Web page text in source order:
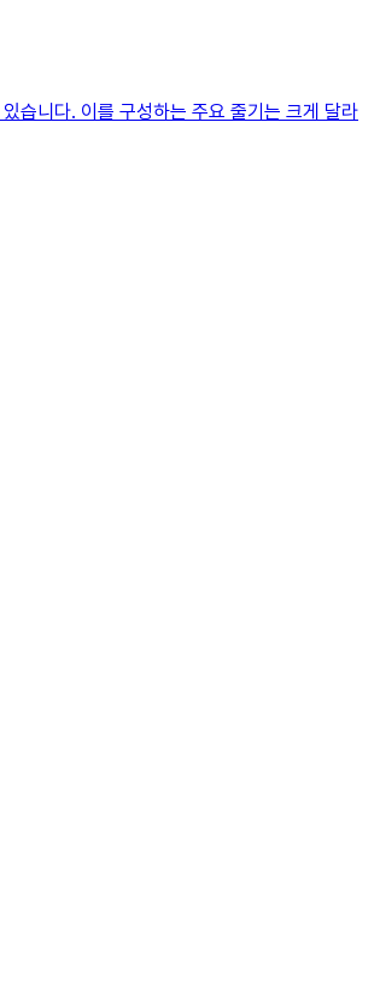
습니다. 이를 구성하는 주요 줄기는 크게 달라